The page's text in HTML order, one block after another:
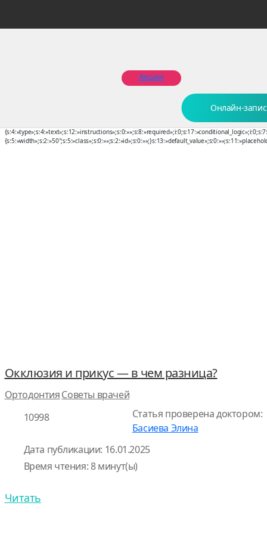
Акции
Расписание
Басиева Элина
Окклюзия и прикус — в чем разница?
ОртодонтияСоветы врачей
10998
Статья проверена доктором:
Басиева Элина
Дата публикации: 16.01.2025
Время чтения: 8 минут(ы)
Читать